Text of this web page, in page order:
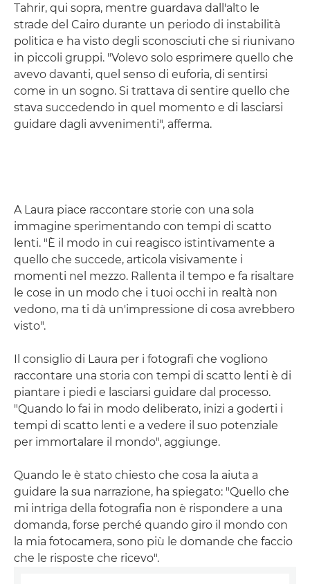
Tahrir, qui sopra, mentre guardava dall'alto le
strade del Cairo durante un periodo di instabilità
politica e ha visto degli sconosciuti che si riunivano
in piccoli gruppi. "Volevo solo esprimere quello che
avevo davanti, quel senso di euforia, di sentirsi
come in un sogno. Si trattava di sentire quello che
stava succedendo in quel momento e di lasciarsi
guidare dagli avvenimenti", afferma.
A Laura piace raccontare storie con una sola
immagine sperimentando con tempi di scatto
lenti. "È il modo in cui reagisco istintivamente a
quello che succede, articola visivamente i
momenti nel mezzo. Rallenta il tempo e fa risaltare
le cose in un modo che i tuoi occhi in realtà non
vedono, ma ti dà un'impressione di cosa avrebbero
visto".
Il consiglio di Laura per i fotografi che vogliono
raccontare una storia con tempi di scatto lenti è di
piantare i piedi e lasciarsi guidare dal processo.
"Quando lo fai in modo deliberato, inizi a goderti i
tempi di scatto lenti e a vedere il suo potenziale
per immortalare il mondo", aggiunge.
Quando le è stato chiesto che cosa la aiuta a
guidare la sua narrazione, ha spiegato: "Quello che
mi intriga della fotografia non è rispondere a una
domanda, forse perché quando giro il mondo con
la mia fotocamera, sono più le domande che faccio
che le risposte che ricevo".